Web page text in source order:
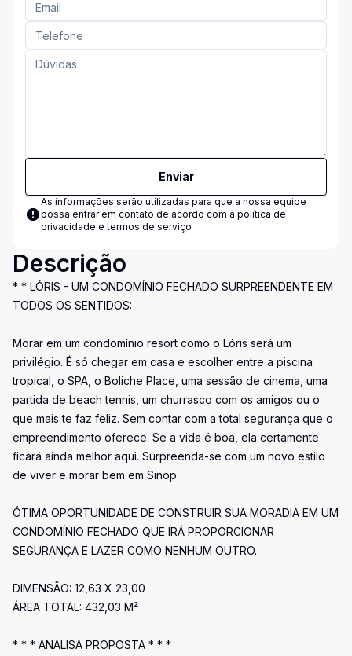
Enviar
As informações serão utilizadas para que a nossa equipe
possa entrar em contato de acordo com a política de
privacidade e termos de serviço
Descrição
* * LÓRIS - UM CONDOMÍNIO FECHADO SURPREENDENTE EM
TODOS OS SENTIDOS:
Morar em um condomínio resort como o Lóris será um
privilégio. É só chegar em casa e escolher entre a piscina
tropical, o SPA, o Boliche Place, uma sessão de cinema, uma
partida de beach tennis, um churrasco com os amigos ou o
que mais te faz feliz. Sem contar com a total segurança que o
empreendimento oferece. Se a vida é boa, ela certamente
ficará ainda melhor aqui. Surpreenda-se com um novo estilo
de viver e morar bem em Sinop.
ÓTIMA OPORTUNIDADE DE CONSTRUIR SUA MORADIA EM UM
CONDOMÍNIO FECHADO QUE IRÁ PROPORCIONAR
SEGURANÇA E LAZER COMO NENHUM OUTRO.
DIMENSÃO: 12,63 X 23,00
ÁREA TOTAL: 432,03 M²
* * * ANALISA PROPOSTA * * *